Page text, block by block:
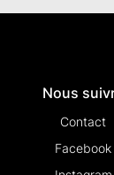
Nous
Contact
Facebook